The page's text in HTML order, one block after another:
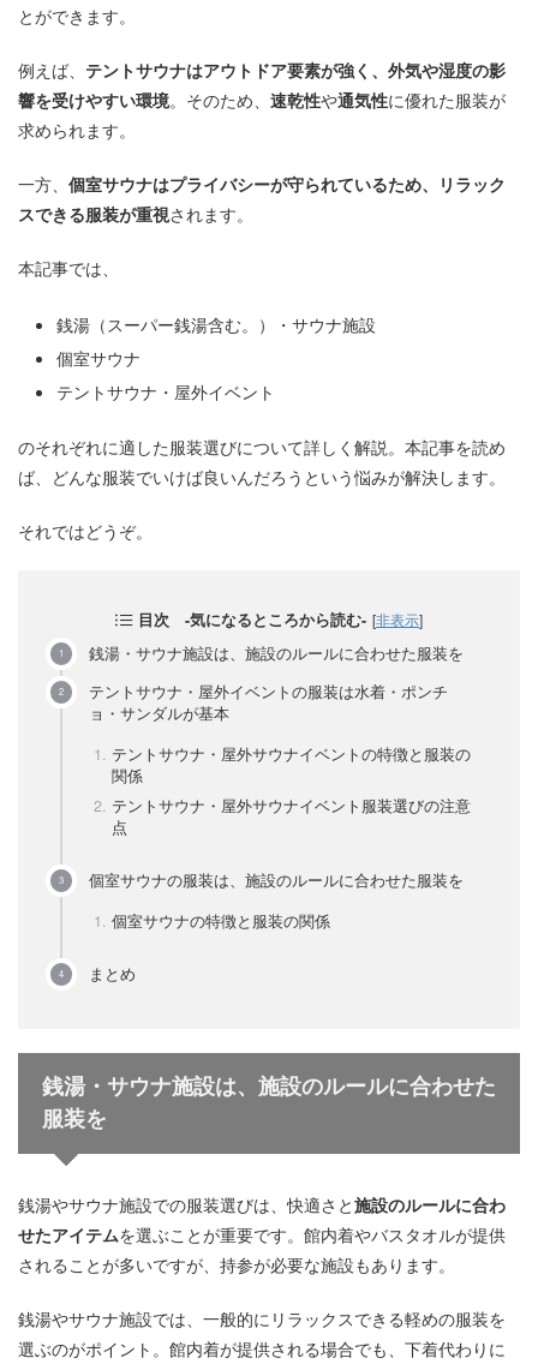
とができます。
例えば、 テントサウナはアウトドア要素が強く、外気や湿度の影
響を受けやすい環境。そのため、 速乾性や通気性に優れた服装が
求められます。
一方、 個室サウナはプライバシーが守られているため、リラック
スできる服装が重視されます。
本記事では、
銭湯（スーパー銭湯含む。）・サウナ施設
個室サウナ
テントサウナ・屋外イベント
のそれぞれに適した服装選びについて詳しく解説。本記事を読め
ば、どんな服装でいけば良いんだろうという悩みが解決します。
それではどうぞ。
目次 -気になるところから読む- [非表示]
銭湯・サウナ施設は、施設のルールに合わせた服装を
テントサウナ・屋外イベントの服装は水着・ポンチ
ョ・サンダルが基本
テントサウナ・屋外サウナイベントの特徴と服装の
関係
テントサウナ・屋外サウナイベント服装選びの注意
点
個室サウナの服装は、施設のルールに合わせた服装を
個室サウナの特徴と服装の関係
まとめ
銭湯・サウナ施設は、施設のルールに合わせた
服装を
銭湯やサウナ施設での服装選びは、快適さと施設のルールに合わ
せたアイテムを選ぶことが重要です。館内着やバスタオルが提供
されることが多いですが、持参が必要な施設もあります。
銭湯やサウナ施設では、一般的にリラックスできる軽めの服装を
選ぶのがポイント。館内着が提供される場合でも、下着代わりに